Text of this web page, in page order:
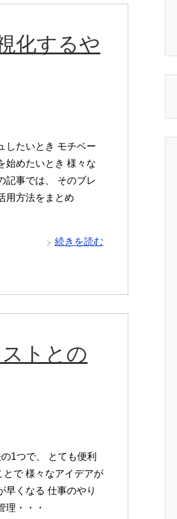
化するや
したいとき モチベー
始めたいとき 様々な
記事では、 そのブレ
用方法をまとめ
続きを読む
トとの
1つで、 とても便利
で 様々なアイデアが
早くなる 仕事のやり
理・・・